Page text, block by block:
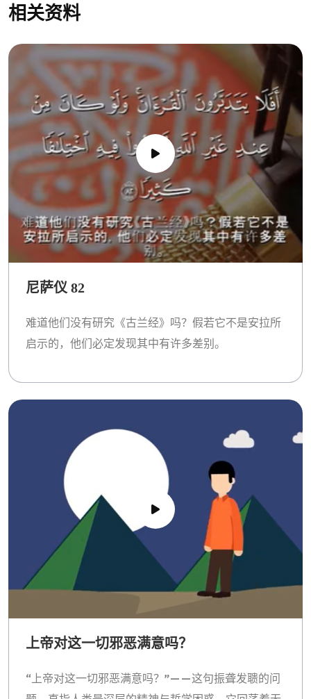
相关资料
尼萨仪 82
难道他们没有研究《古兰经》吗？假若它不是安拉所
启示的，他们必定发现其中有许多差别。
上帝对这一切邪恶满意吗？
“上帝对这一切邪恶满意吗？”——这句振聋发聩的问